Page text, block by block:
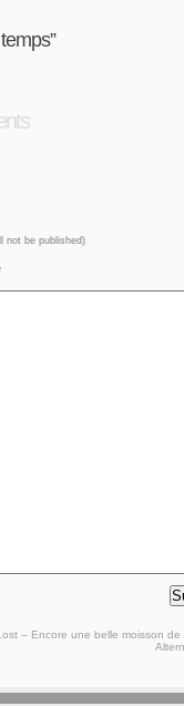
not be published)
– Encore une belle moisson de